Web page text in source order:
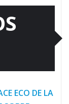
ECO DE LA